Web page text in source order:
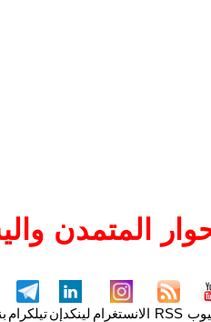
المتمدن
RSS الانستغرام لينكدإنتيلكرام